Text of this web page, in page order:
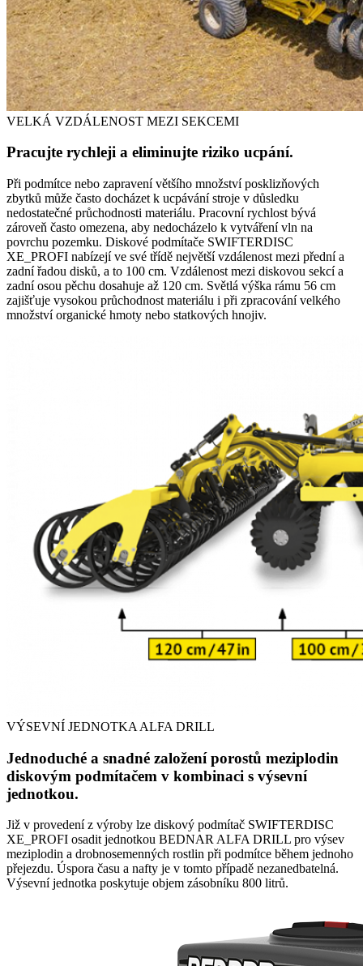
VELKÁ VZDÁLENOST MEZI SEKCEMI
Pracujte rychleji a eliminujte riziko ucpání.
Při podmítce nebo zapravení většího množství posklizňových
zbytků může často docházet k ucpávání stroje v důsledku
nedostatečné průchodnosti materiálu. Pracovní rychlost bývá
zároveň často omezena, aby nedocházelo k vytváření vln na
povrchu pozemku. Diskové podmítače SWIFTERDISC
XE_PROFI nabízejí ve své třídě největší vzdálenost mezi přední a
zadní řadou disků, a to 100 cm. Vzdálenost mezi diskovou sekcí a
zadní osou pěchu dosahuje až 120 cm. Světlá výška rámu 56 cm
zajišťuje vysokou průchodnost materiálu i při zpracování velkého
množství organické hmoty nebo statkových hnojiv.
VÝSEVNÍ JEDNOTKA ALFA DRILL
Jednoduché a snadné založení porostů meziplodin
diskovým podmítačem v kombinaci s výsevní
jednotkou.
Již v provedení z výroby lze diskový podmítač SWIFTERDISC
XE_PROFI osadit jednotkou BEDNAR ALFA DRILL pro výsev
meziplodin a drobnosemenných rostlin při podmítce během jednoho
přejezdu. Úspora času a nafty je v tomto případě nezanedbatelná.
Výsevní jednotka poskytuje objem zásobníku 800 litrů.